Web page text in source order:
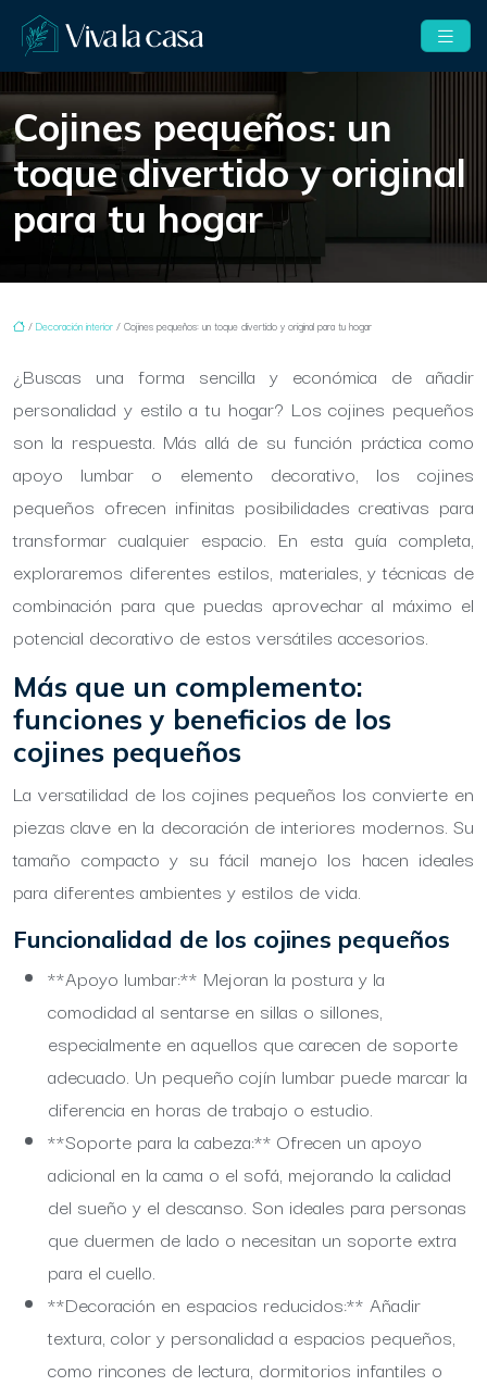
Cojines pequeños: un
toque divertido y original
para tu hogar
/ Decoración interior / Cojines pequeños: un toque divertido y original para tu hogar
¿Buscas una forma sencilla y económica de añadir
personalidad y estilo a tu hogar? Los cojines pequeños
son la respuesta. Más allá de su función práctica como
apoyo lumbar o elemento decorativo, los cojines
pequeños ofrecen infinitas posibilidades creativas para
transformar cualquier espacio. En esta guía completa,
exploraremos diferentes estilos, materiales, y técnicas de
combinación para que puedas aprovechar al máximo el
potencial decorativo de estos versátiles accesorios.
Más que un complemento:
funciones y beneficios de los
cojines pequeños
La versatilidad de los cojines pequeños los convierte en
piezas clave en la decoración de interiores modernos. Su
tamaño compacto y su fácil manejo los hacen ideales
para diferentes ambientes y estilos de vida.
Funcionalidad de los cojines pequeños
**Apoyo lumbar:** Mejoran la postura y la
comodidad al sentarse en sillas o sillones,
especialmente en aquellos que carecen de soporte
adecuado. Un pequeño cojín lumbar puede marcar la
diferencia en horas de trabajo o estudio.
**Soporte para la cabeza:** Ofrecen un apoyo
adicional en la cama o el sofá, mejorando la calidad
del sueño y el descanso. Son ideales para personas
que duermen de lado o necesitan un soporte extra
para el cuello.
**Decoración en espacios reducidos:** Añadir
textura, color y personalidad a espacios pequeños,
como rincones de lectura, dormitorios infantiles o